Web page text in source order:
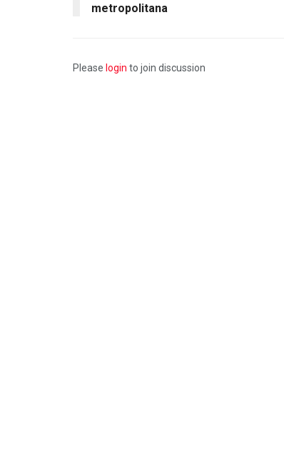
metropolitana
Please login to join discussion